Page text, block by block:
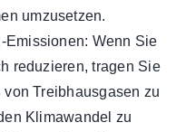
umzusetzen.
Emissionen: Wenn Sie
reduzieren, tragen Sie
Treibhausgasen zu
Klimawandel zu